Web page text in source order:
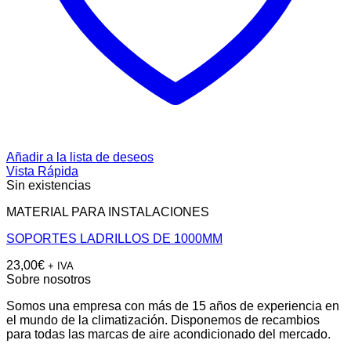
Añadir a la lista de deseos
Vista Rápida
Sin existencias
MATERIAL PARA INSTALACIONES
SOPORTES LADRILLOS DE 1000MM
23,00€ + IVA
Sobre nosotros
Somos una empresa con más de 15 años de experiencia en
el mundo de la climatización. Disponemos de recambios
para todas las marcas de aire acondicionado del mercado.